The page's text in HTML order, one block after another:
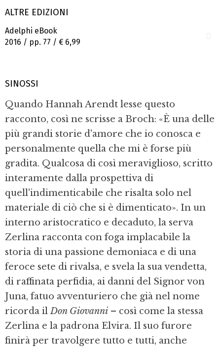
ALTRE EDIZIONI
Adelphi eBook
2016 / pp. 77 / € 6,99
SINOSSI
Quando Hannah Arendt lesse questo
racconto, così ne scrisse a Broch: «È una delle
più grandi storie d'amore che io conosca e
personalmente quella che mi è forse più
gradita. Qualcosa di così meraviglioso, scritto
interamente dalla prospettiva di
quell'indimenticabile che risalta solo nel
materiale di ciò che si è dimenticato». In un
interno aristocratico e decaduto, la serva
Zerlina racconta con foga implacabile la
storia di una passione demoniaca e di una
feroce sete di rivalsa, e svela la sua vendetta,
di raffinata perfidia, ai danni del Signor von
Juna, fatuo avventuriero che già nel nome
ricorda ilDon Giovanni – così come la stessa
Zerlina e la padrona Elvira. Il suo furore
finirà per travolgere tutto e tutti, anche